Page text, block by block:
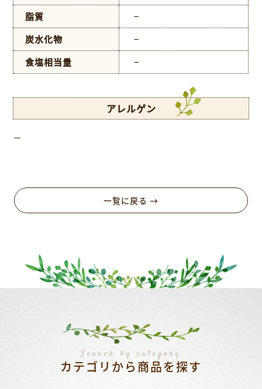
脂質
−
炭水化物
−
食塩相当量
−
アレルゲン
－
一覧に戻る →
Search by category
カテゴリから商品を探す